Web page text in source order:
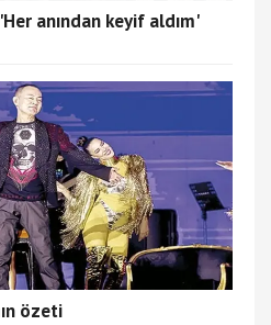
anından keyif aldım'
özeti